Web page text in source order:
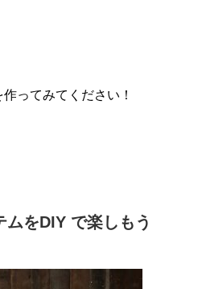
ってみてください！
をDIY で楽しもう